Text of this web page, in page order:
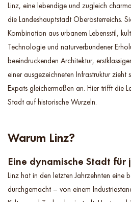
Linz, eine lebendige und zugleich
die Landeshauptstadt Oberösterreichs.
Kombination aus urbanem Lebensstil,
Technologie und naturverbundener
beeindruckenden Architektur,
einer ausgezeichneten Infrastruktur zieht
Expats gleichermaßen an. Hier trifft die
Stadt auf historische Wurzeln.
Warum Linz?
Eine dynamische Stadt für
Linz hat in den letzten Jahrzehnten eine
durchgemacht – von einem